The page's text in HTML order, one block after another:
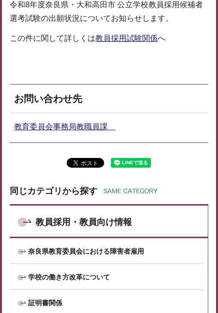
令和8年度奈良県・大和高田市 公立学校教員採用候補者
選考試験の出願状況についてお知らせします。
この件に関して詳しくは教員採用試験関係へ
お問い合わせ先
教育委員会事務局教職員課
同じカテゴリから探す
教員採用・教員向け情報
奈良県教育委員会における障害者雇用
学校の働き方改革について
証明書関係